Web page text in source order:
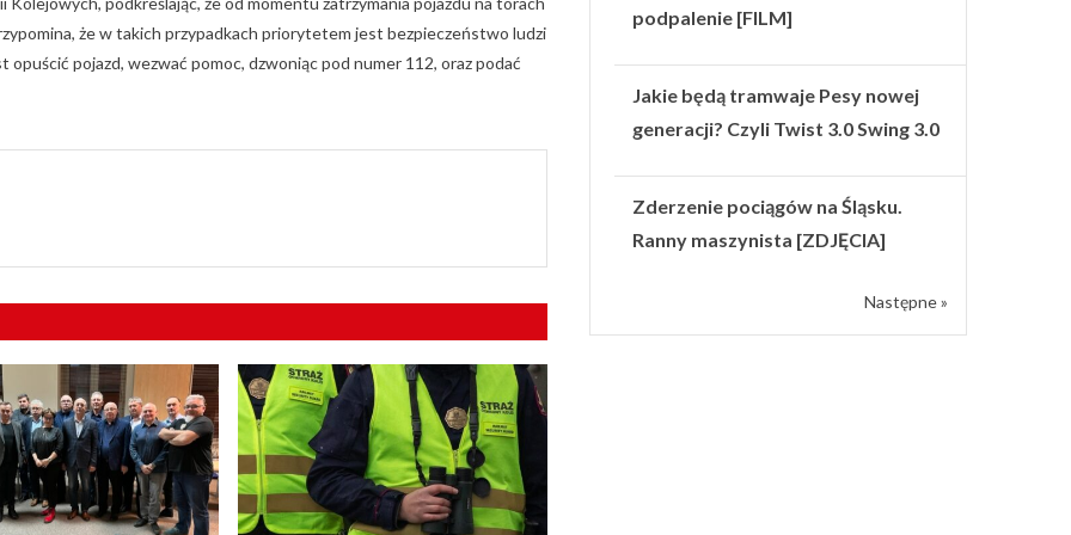
że w takich przypadkach priorytetem jest bezpieczeństwo ludzi
pojazd, wezwać pomoc, dzwoniąc pod numer 112, oraz podać
podpalenie [FILM]
Jakie będą tramwaje Pesy nowej
generacji? Czyli Twist 3.0 Swing 3.0
Zderzenie pociągów na Śląsku.
Ranny maszynista [ZDJĘCIA]
Następne »